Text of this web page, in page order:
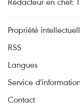
Propriété
RSS
Langues
Service d'information
Contact